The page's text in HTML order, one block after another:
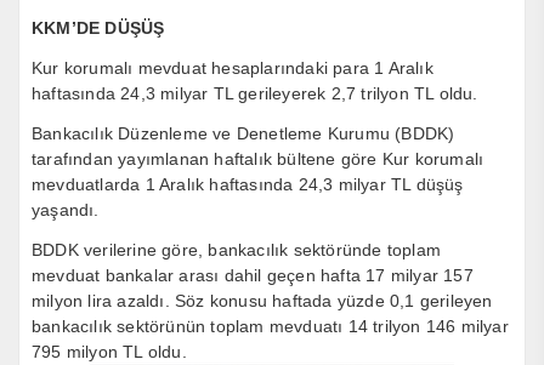
KKM’DE DÜŞÜŞ
Kur korumalı mevduat hesaplarındaki para 1 Aralık
haftasında 24,3 milyar TL gerileyerek 2,7 trilyon TL oldu.
Bankacılık Düzenleme ve Denetleme Kurumu (BDDK)
tarafından yayımlanan haftalık bültene göre Kur korumalı
mevduatlarda 1 Aralık haftasında 24,3 milyar TL düşüş
yaşandı.
BDDK verilerine göre, bankacılık sektöründe toplam
mevduat bankalar arası dahil geçen hafta 17 milyar 157
milyon lira azaldı. Söz konusu haftada yüzde 0,1 gerileyen
bankacılık sektörünün toplam mevduatı 14 trilyon 146 milyar
795 milyon TL oldu.